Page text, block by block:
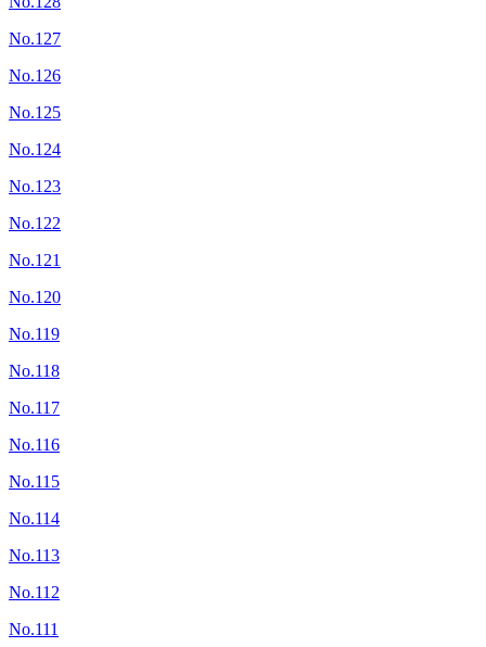
No.127
No.126
No.125
No.124
No.123
No.122
No.121
No.120
No.119
No.118
No.117
No.116
No.115
No.114
No.113
No.112
No.111